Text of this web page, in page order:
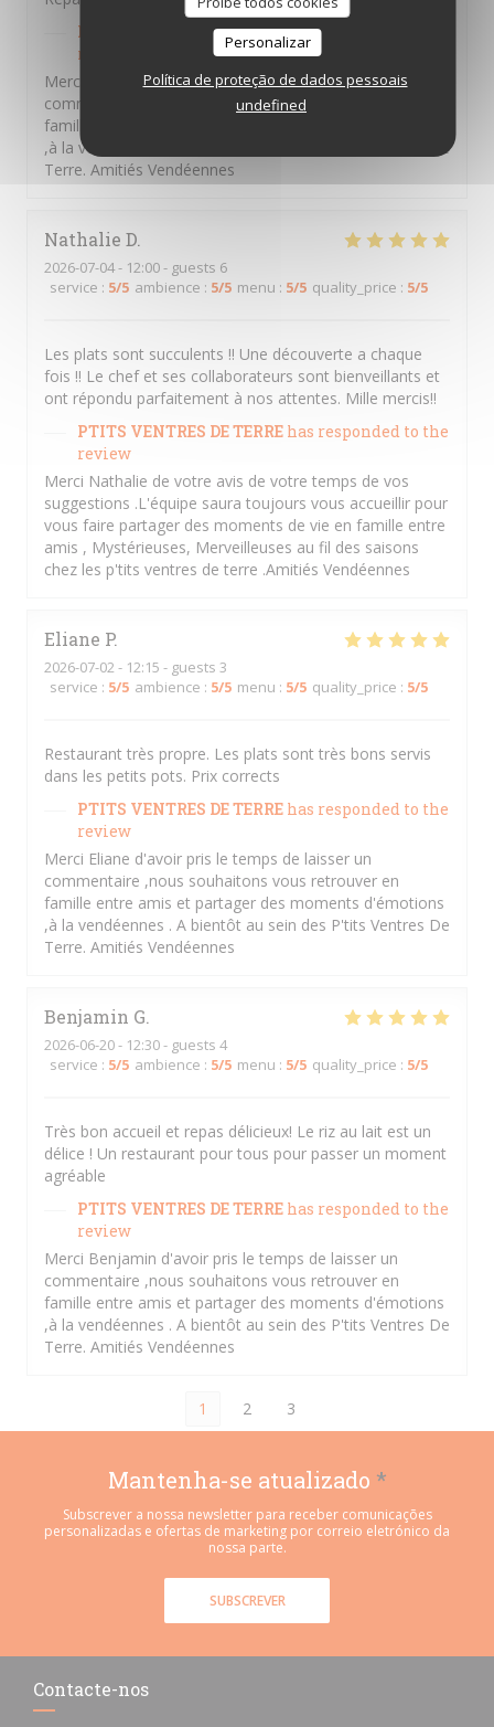
Personalizar
Política de proteção de dados pessoais
undefined
PTITS VENTRES DE TERREhas responded to the
review
Merci Béatrice d'avoir pris le temps de laisser un
commentaire ,nous souhaitons vous retrouver en
famille entre amis et partager des moments d'émotions
,à la vendéennes . A bientôt au sein des P'tits Ventres De
Terre. Amitiés Vendéennes
Nathalie D
2026-07-04- 12:00 - guests 6
service : 5/5 ambience : 5/5 menu : 5/5 quality_price : 5/5
Les plats sont succulents !! Une découverte a chaque
fois !! Le chef et ses collaborateurs sont bienveillants et
ont répondu parfaitement à nos attentes. Mille mercis!!
PTITS VENTRES DE TERRE has responded to the
review
Merci Nathalie de votre avis de votre temps de vos
suggestions .L'équipe saura toujours vous accueillir pour
vous faire partager des moments de vie en famille entre
amis , Mystérieuses, Merveilleuses au fil des saisons
chez les p'tits ventres de terre .Amitiés Vendéennes
Eliane P
2026-07-02 - 12:15 - guests 3
service : 5/5 ambience : 5/5 menu : 5/5 quality_price : 5/5
Restaurant très propre. Les plats sont très bons servis
dans les petits pots. Prix corrects
PTITS VENTRES DE TERRE has responded to the
review
Merci Eliane d'avoir pris le temps de laisser un
commentaire ,nous souhaitons vous retrouver en
famille entre amis et partager des moments d'émotions
,à la vendéennes . A bientôt au sein des P'tits Ventres De
Terre. Amitiés Vendéennes
Benjamin G
2026-06-20- 12:30 - guests 4
service : 5/5 ambience : 5/5 menu : 5/5 quality_price : 5/5
Très bon accueil et repas délicieux! Le riz au lait est un
délice ! Un restaurant pour tous pour passer un moment
agréable
PTITS VENTRES DE TERRE has responded to the
review
Merci Benjamin d'avoir pris le temps de laisser un
commentaire ,nous souhaitons vous retrouver en
famille entre amis et partager des moments d'émotions
,à la vendéennes . A bientôt au sein des P'tits Ventres De
Terre. Amitiés Vendéennes
1 2 3
Mantenha-se atualizado *
Subscrever a nossa newsletter para receber comunicações
personalizadas e ofertas de marketing por correio eletrónico da
nossa parte.
SUBSCREVER
Contacte-nos